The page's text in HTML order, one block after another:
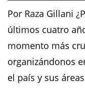
Por Raza Gillani
últimos cuatro
momento más
organizándonos
el país y sus